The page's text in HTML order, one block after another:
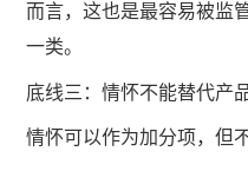
而言，这也是最容易被监
一类。
底线三：情怀不能替代产
情怀可以作为加分项，但